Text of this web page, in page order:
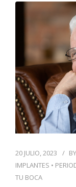
20 JULIO, 2023 BY
IMPLANTES •
TU BOCA